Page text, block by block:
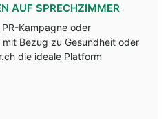
AUF SPRECHZIMMER
Kampagne oder
Bezug zu Gesundheit oder
die ideale Platform